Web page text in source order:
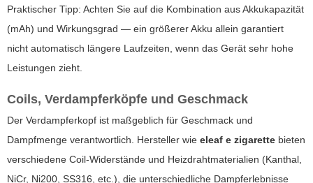
Praktischer Tipp: Achten Sie auf die Kombination aus Akkukapazität
(mAh) und Wirkungsgrad — ein größerer Akku allein garantiert
nicht automatisch längere Laufzeiten, wenn das Gerät sehr hohe
Leistungen zieht.
Coils, Verdampferköpfe und Geschmack
Der Verdampferkopf ist maßgeblich für Geschmack und
Dampfmenge verantwortlich. Hersteller wie eleaf e zigarette bieten
verschiedene Coil-Widerstände und Heizdrahtmaterialien (Kanthal,
NiCr, Ni200, SS316, etc.), die unterschiedliche Dampferlebnisse